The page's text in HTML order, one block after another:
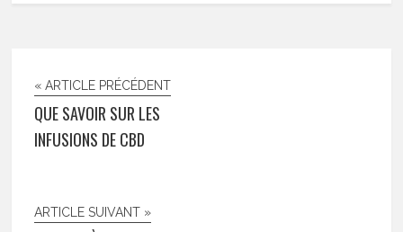
« ARTICLE PRÉCÉDENT
QUE SAVOIR SUR LES
INFUSIONS DE CBD
ARTICLE SUIVANT »